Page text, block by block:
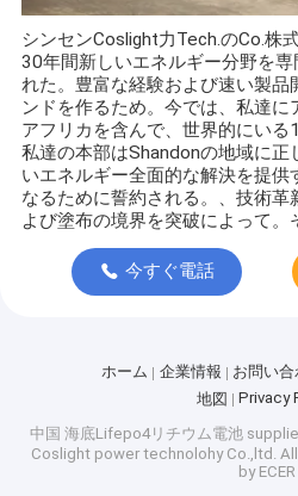
シンセンCoslight力Tech.のCo.株
30年間新しいエネルギー分野を
れた。豊富な経験および速い製品
ンドを作るため。今では、私達
アフリカを含んで、世界的にい
私達の本部はShandonの地域に正
いエネルギー全面的な解決を提供
なるために誓約される。、技術革
よび塗布の境界を突破によって。
今すぐ電話
ホーム 企業情報 お問い合
地図
Privacy
中国 海底Lifepo4リチウム電池
Coslight power technolohy Co.,ltd.
by ECER